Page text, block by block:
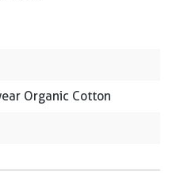
Organic Cotton